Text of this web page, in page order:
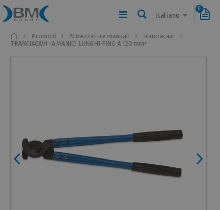
Italiano
0
Home
Prodotti Attrezzature manuali
Tranciacavi
TRANCIACAVI · A MANICI LUNGHI FINO A 120 mm²